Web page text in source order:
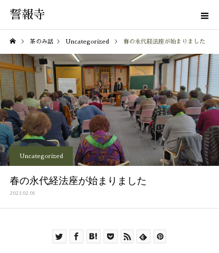
誓報寺
茶のみ話 Uncategorized 春の永代経法座が始まりました
Uncategorized
春の永代経法座が始まりました
2023.02.01